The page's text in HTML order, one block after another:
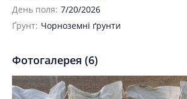
День поля: 7/20/2026
Ґрунт: Чорноземні ґрунти
Фотогалерея (6)